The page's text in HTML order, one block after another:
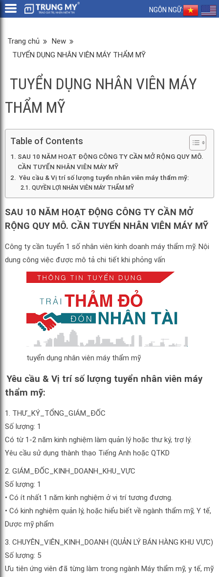
NGÔN NGỮ:
Trang chủ
New
TUYỂN DỤNG NHÂN VIÊN MÁY THẨM MỸ
TUYỂN DỤNG NHÂN VIÊN MÁY
THẨM MỸ
Table of Contents
SAU 10 NĂM HOẠT ĐỘNG CÔNG TY CẦN MỞ RỘNG QUY MÔ.
CẦN TUYỂN NHÂN VIÊN MÁY MỸ
Yêu cầu & Vị trí số lượng tuyển nhân viên máy thẩm mỹ:
QUYỀN LỢI NHÂN VIÊN MÁY THẨM MỸ
SAU 10 NĂM HOẠT ĐỘNG CÔNG TY CẦN MỞ
RỘNG QUY MÔ. CẦN TUYỂN NHÂN VIÊN MÁY MỸ
Công ty cần tuyển 1 số nhân viên kinh doanh máy thẩm mỹ. Nội
dung công việc được mô tả chi tiết khi phỏng vấn
tuyển dụng nhân viên máy thẩm mỹ
Yêu cầu & Vị trí số lượng tuyển nhân viên máy
thẩm mỹ:
1. THƯ_KÝ_TỔNG_GIÁM_ĐỐC
Số lượng: 1
Có từ 1-2 năm kinh nghiệm làm quản lý hoặc thư ký, trợ lý.
Yêu cầu sử dụng thành thạo Tiếng Anh hoặc QTKD
2. GIÁM_ĐỐC_KINH_DOANH_KHU_VỰC
Số lượng: 1
• Có ít nhất 1 năm kinh nghiệm ở vị trí tương đương.
• Có kinh nghiệm quản lý, hoặc hiểu biết về ngành thẩm mỹ, Y tế,
Dược mỹ phẩm
3. CHUYÊN_VIÊN_KINH_DOANH (QUẢN LÝ BÁN HÀNG KHU VỰC)
Số lượng: 5
Ưu tiên ứng viên đã từng làm trong ngành Máy thẩm mỹ, y tế, mỹ